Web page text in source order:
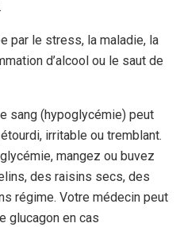
par le stress, la maladie, la
d’alcool ou le saut de
sang (hypoglycémie) peut
irritable ou tremblant.
mangez ou buvez
des raisins secs, des
régime. Votre médecin peut
glucagon en cas